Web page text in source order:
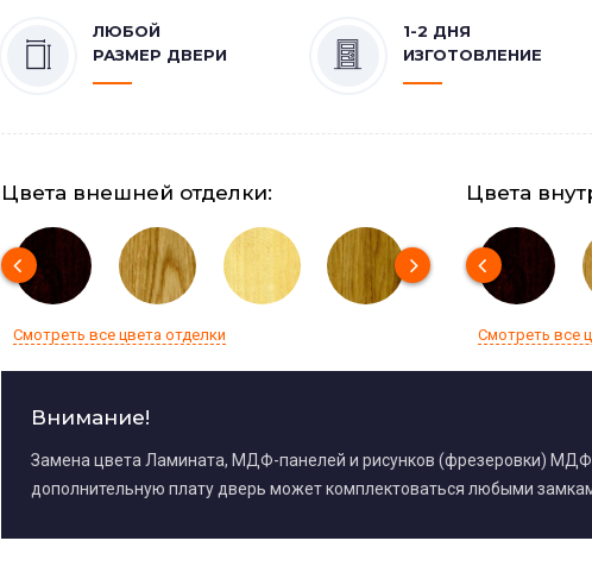
ЛЮБОЙ
РАЗМЕР ДВЕРИ
1-2 ДНЯ
ИЗГОТОВЛЕНИЕ
Цвета внешней отделки:
Смотреть все цвета отделки
Цвета
Смотреть все
Внимание!
Замена цвета Ламината, МДФ-панелей и рисунков (фрезеровки) МДФ
дополнительную плату дверь может комплектоваться любыми